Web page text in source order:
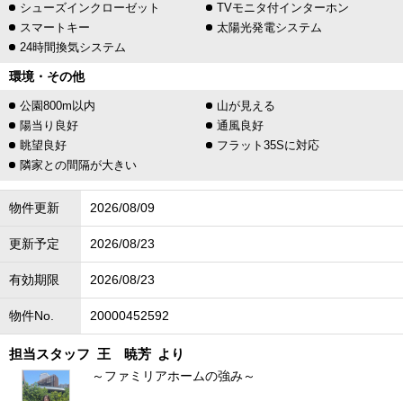
シューズインクローゼット
TVモニタ付インターホン
スマートキー
太陽光発電システム
24時間換気システム
環境・その他
公園800m以内
山が見える
陽当り良好
通風良好
眺望良好
フラット35Sに対応
隣家との間隔が大きい
物件更新 2026/08/09
更新予定 2026/08/23
有効期限 2026/08/23
物件No. 20000452592
担当スタッフ 王 暁芳 より
～ファミリアホームの強み～